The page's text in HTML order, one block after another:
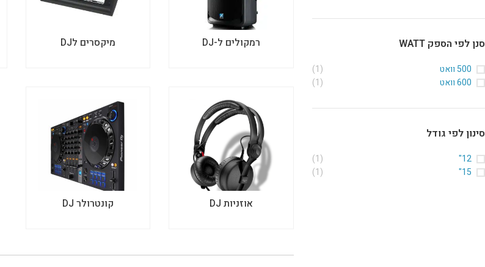
סנן לפי הספק WATT
500 וואט
(1)
600 וואט
(1)
סינון לפי גודל
12"
(1)
15"
(1)
רמקולים ל-DJ מיקסרים לDJ
אוזניות DJ קונטרולר DJ